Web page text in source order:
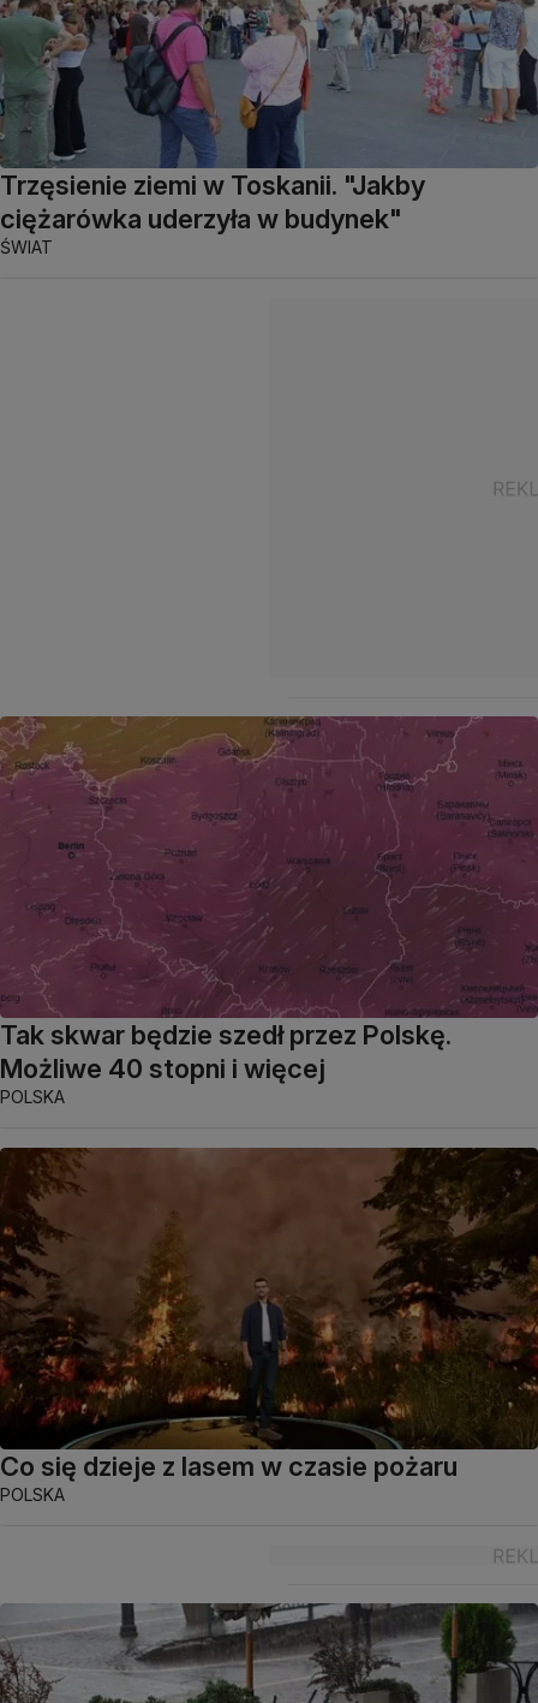
Trzęsienie ziemi w Toskanii. "Jakby
ciężarówka uderzyła w budynek"
ŚWIAT
Tak skwar będzie szedł przez Polskę.
Możliwe 40 stopni i więcej
POLSKA
Co się dzieje z lasem w czasie pożaru
POLSKA